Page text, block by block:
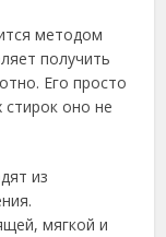
методом
получить
Его просто
стирок оно не
из
мягкой и